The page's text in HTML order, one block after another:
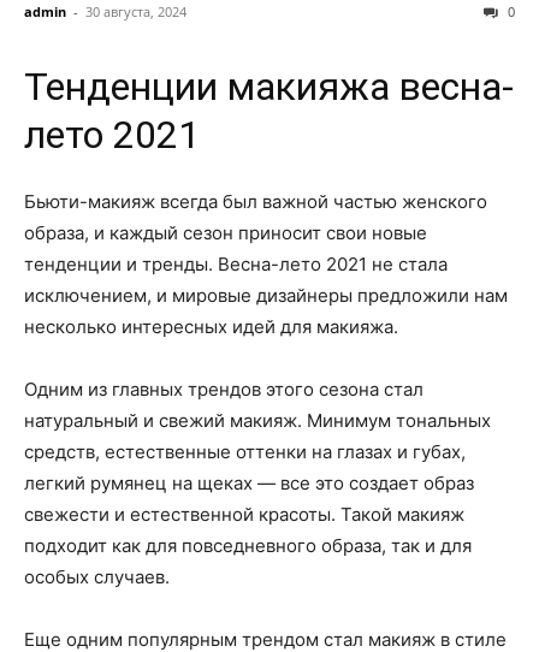
admin - 30 августа, 2024 0
Тенденции макияжа весна-
лето 2021
Бьюти-макияж всегда был важной частью женского
образа, и каждый сезон приносит свои новые
тенденции и тренды. Весна-лето 2021 не стала
исключением, и мировые дизайнеры предложили нам
несколько интересных идей для макияжа.
Одним из главных трендов этого сезона стал
натуральный и свежий макияж. Минимум тональных
средств, естественные оттенки на глазах и губах,
легкий румянец на щеках — все это создает образ
свежести и естественной красоты. Такой макияж
подходит как для повседневного образа, так и для
особых случаев.
Еще одним популярным трендом стал макияж в стиле